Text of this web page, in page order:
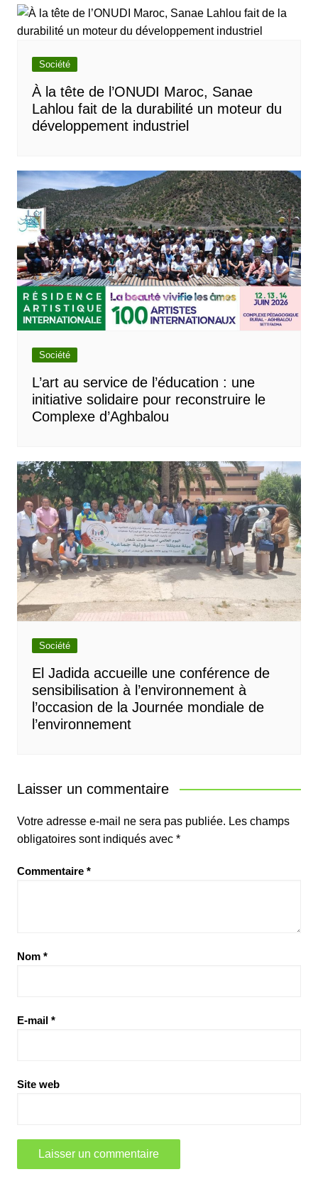
Société
À la tête de l’ONUDI Maroc, Sanae
Lahlou fait de la durabilité un moteur du
développement industriel
Société
L’art au service de l’éducation : une
initiative solidaire pour reconstruire le
Complexe d’Aghbalou
Société
El Jadida accueille une conférence de
sensibilisation à l’environnement à
l’occasion de la Journée mondiale de
l’environnement
Laisser un commentaire
Votre adresse e-mail ne sera pas publiée. Les champs
obligatoires sont indiqués avec *
Commentaire *
Nom *
E-mail *
Site web